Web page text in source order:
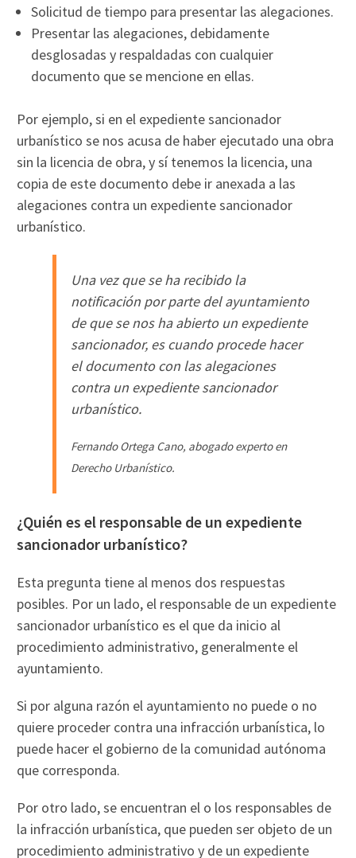
Solicitud de tiempo para presentar las alegaciones.
Presentar las alegaciones, debidamente
desglosadas y respaldadas con cualquier
documento que se mencione en ellas.
Por ejemplo, si en el expediente sancionador
urbanístico se nos acusa de haber ejecutado una obra
sin la licencia de obra, y sí tenemos la licencia, una
copia de este documento debe ir anexada a las
alegaciones contra un expediente sancionador
urbanístico.
Una vez que se ha recibido la
notificación por parte del ayuntamiento
de que se nos ha abierto un expediente
sancionador, es cuando procede hacer
el documento con las alegaciones
contra un expediente sancionador
urbanístico.
Fernando Ortega Cano, abogado experto en
Derecho Urbanístico.
¿Quién es el responsable de un expediente
sancionador urbanístico?
Esta pregunta tiene al menos dos respuestas
posibles. Por un lado, el responsable de un expediente
sancionador urbanístico es el que da inicio al
procedimiento administrativo, generalmente el
ayuntamiento.
Si por alguna razón el ayuntamiento no puede o no
quiere proceder contra una infracción urbanística, lo
puede hacer el gobierno de la comunidad autónoma
que corresponda.
Por otro lado, se encuentran el o los responsables de
la infracción urbanística, que pueden ser objeto de un
procedimiento administrativo y de un expediente